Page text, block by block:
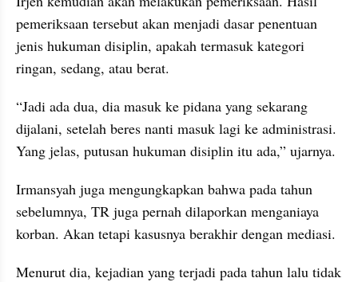
pemeriksaan tersebut akan menjadi dasar penentuan
jenis hukuman disiplin, apakah termasuk kategori
ringan, sedang, atau berat.
“Jadi ada dua, dia masuk ke pidana yang sekarang
dijalani, setelah beres nanti masuk lagi ke administrasi.
Yang jelas, putusan hukuman disiplin itu ada,” ujarnya.
Irmansyah juga mengungkapkan bahwa pada tahun
sebelumnya, TR juga pernah dilaporkan menganiaya
korban. Akan tetapi kasusnya berakhir dengan mediasi.
Menurut dia, kejadian yang terjadi pada tahun lalu tidak